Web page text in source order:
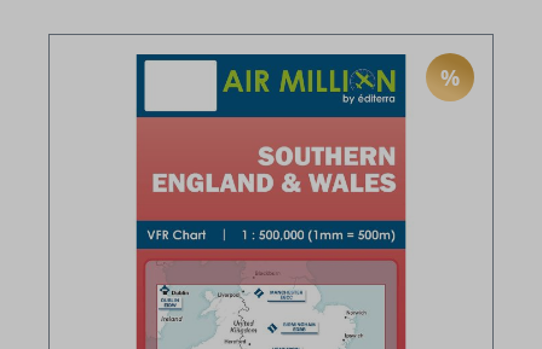
RABATT
%